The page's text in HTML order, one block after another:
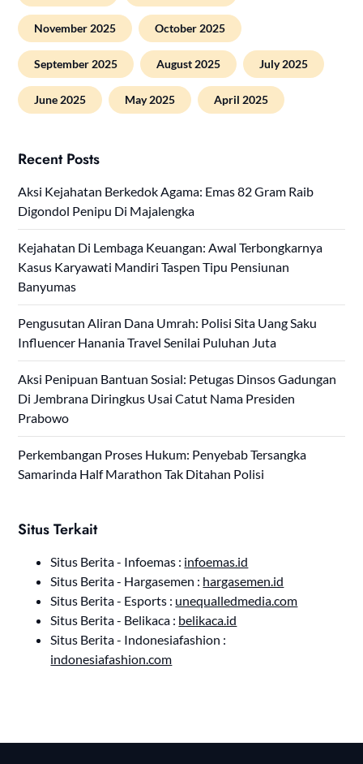
November 2025 October 2025
September 2025 August 2025 July 2025
June 2025 May 2025 April 2025
Recent Posts
Aksi Kejahatan Berkedok Agama: Emas 82 Gram Raib
Digondol Penipu Di Majalengka
Kejahatan Di Lembaga Keuangan: Awal Terbongkarnya
Kasus Karyawati Mandiri Taspen Tipu Pensiunan
Banyumas
Pengusutan Aliran Dana Umrah: Polisi Sita Uang Saku
Influencer Hanania Travel Senilai Puluhan Juta
Aksi Penipuan Bantuan Sosial: Petugas Dinsos Gadungan
Di Jembrana Diringkus Usai Catut Nama Presiden
Prabowo
Perkembangan Proses Hukum: Penyebab Tersangka
Samarinda Half Marathon Tak Ditahan Polisi
Situs Terkait
Situs Berita - Infoemas : infoemas.id
Situs Berita - Hargasemen : hargasemen.id
Situs Berita - Esports : unequalledmedia.com
Situs Berita - Belikaca : belikaca.id
Situs Berita - Indonesiafashion :
indonesiafashion.com